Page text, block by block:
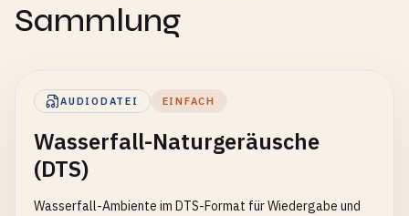
Sammlung
AUDIODATEI EINFACH
Wasserfall-Naturgeräusche
(DTS)
Wasserfall-Ambiente im DTS-Format für Wiedergabe und